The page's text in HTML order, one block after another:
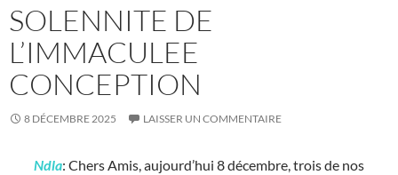
SOLENNITE DE
L’IMMACULEE
CONCEPTION
8 DÉCEMBRE 2025 LAISSER UN COMMENTAIRE
Ndla: Chers Amis, aujourd’hui 8 décembre, trois de nos